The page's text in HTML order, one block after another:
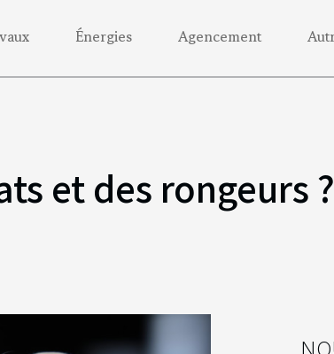
Énergies Agencement
et des rongeurs ?